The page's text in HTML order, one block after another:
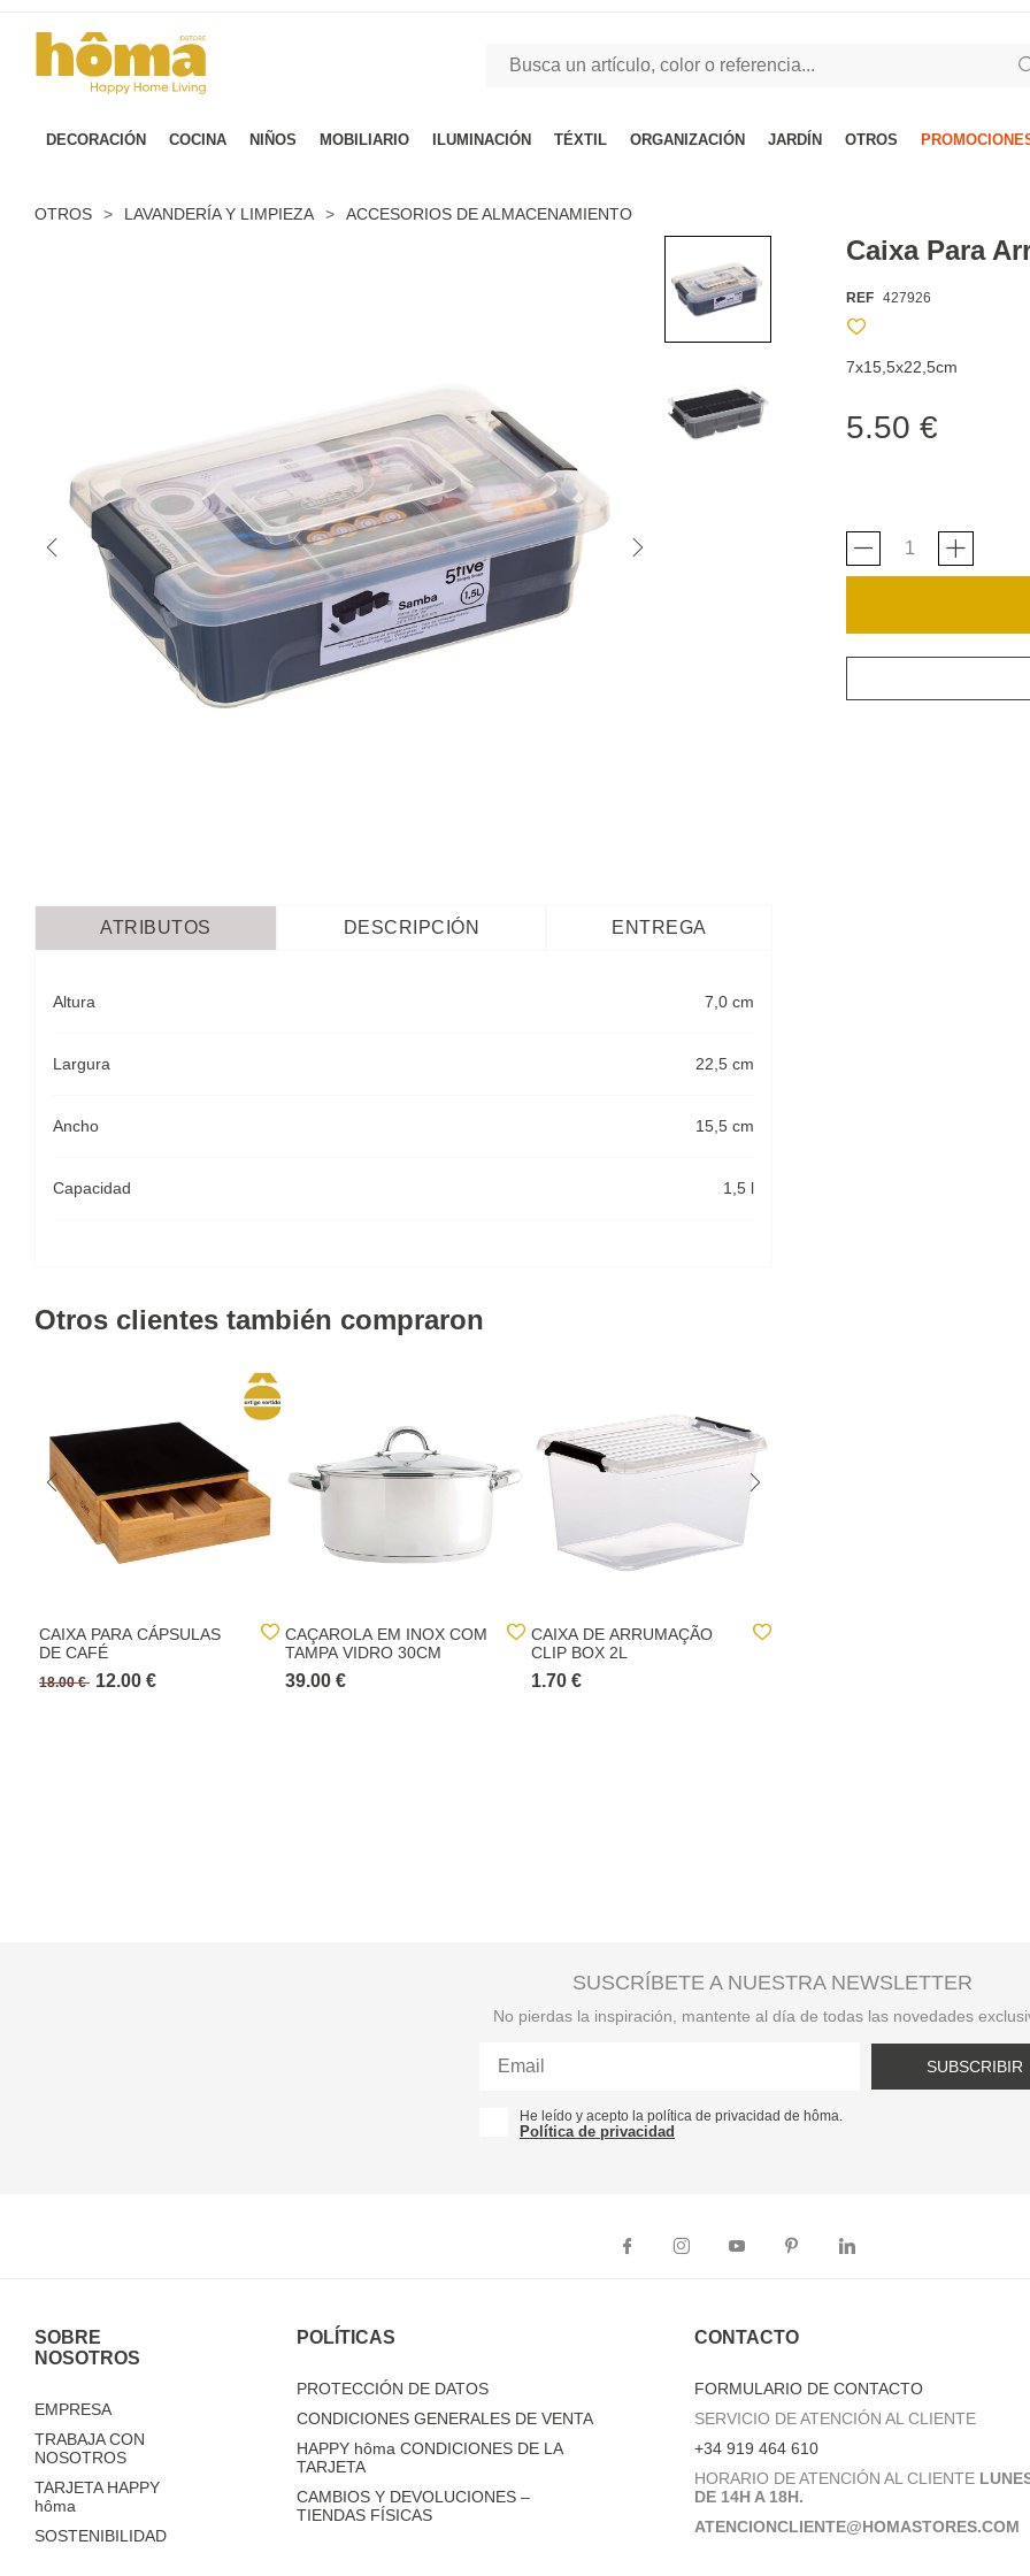
DECORACIÓN COCINA NIÑOS MOBILIARIO ILUMINACIÓN TÉXTIL ORGANIZACIÓN JARDÍN OTROS
OTROS > LAVANDERÍA Y LIMPIEZA > ACCESORIOS DE ALMACENAMIENTO
Caixa Para
REF 427926
7x15,5x22,5cm
5.50 €
ATRIBUTOS DESCRIPCIÓN ENTREGA
Altura 7,0 cm
Largura 22,5 cm
Ancho 15,5 cm
Capacidad 1,5 l
Otros clientes también compraron
CAIXA PARA CÁPSULAS
DE CAFÉ
18.00 € 12.00 €
CAÇAROLA EM INOX COM
TAMPA VIDRO 30CM
39.00 €
CAIXA DE ARRUMAÇÃO
CLIP BOX 2L
1.70 €
SUSCRÍBETE A NUESTRA NEWSLETTER
No pierdas la inspiración, mantente al día de todas las novedades
SUBSCRIBIR
He leído y acepto la política de privacidad de hôma.
Política de privacidad
SOBRE
NOSOTROS
EMPRESA
TRABAJA CON
NOSOTROS
TARJETA HAPPY
hôma
SOSTENIBILIDAD
POLÍTICAS
PROTECCIÓN DE DATOS
CONDICIONES GENERALES DE VENTA
HAPPY hôma CONDICIONES DE LA
TARJETA
CAMBIOS Y DEVOLUCIONES –
TIENDAS FÍSICAS
CONTACTO
FORMULARIO DE CONTACTO
SERVICIO DE ATENCIÓN AL CLIENTE
+34 919 464 610
HORARIO DE ATENCIÓN AL CLIENTE
DE 14H A 18H.
ATENCIONCLIENTE@HOMASTORES.COM